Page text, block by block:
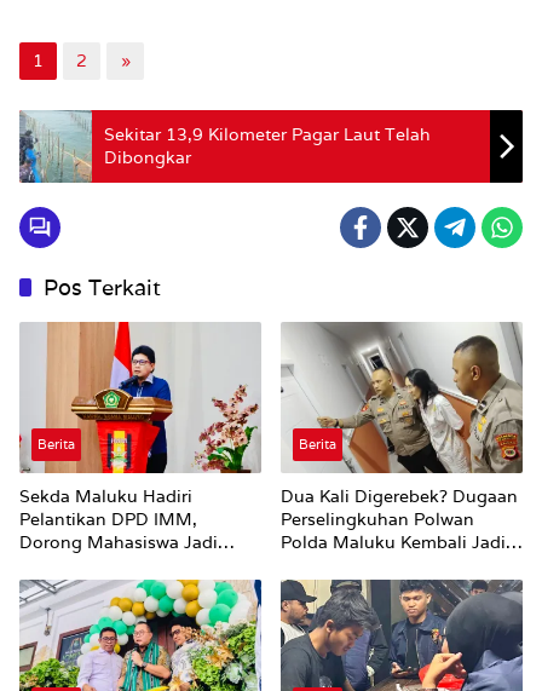
1 2 »
Sekitar 13,9 Kilometer Pagar Laut Telah
Dibongkar
Pos Terkait
Berita
Sekda Maluku Hadiri
Pelantikan DPD IMM,
Dorong Mahasiswa Jadi
Strategis Pemerintah
Berita
Dua Kali Digerebek? Dugaan
Perselingkuhan Polwan
Polda Maluku Kembali Jadi